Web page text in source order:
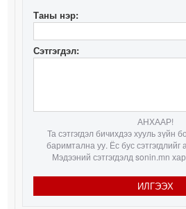
Таны нэр:
Сэтгэгдэл:
АНХААР!
Та сэтгэгдэл бичихдээ хууль зүйн
баримтална уу. Ёс бус сэтгэгдлийг
Мэдээний сэтгэгдэлд sonin.mn
ИЛГЭЭХ